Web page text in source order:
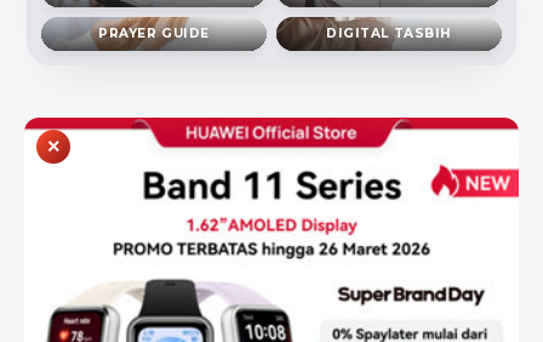
PRAYER GUIDE DIGITAL TASBIH
×